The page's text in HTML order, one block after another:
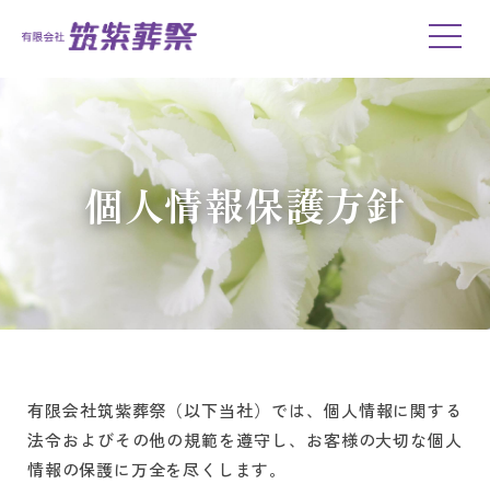
個人情報保護方針
有限会社筑紫葬祭（以下当社）では、個人情報に関する
法令およびその他の規範を遵守し、 お客様の大切な個人
情報の保護に万全を尽くします。